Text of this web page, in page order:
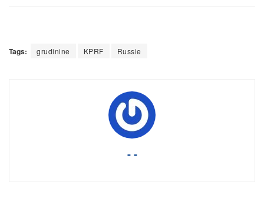
Tags: grudinine KPRF Russie
- -